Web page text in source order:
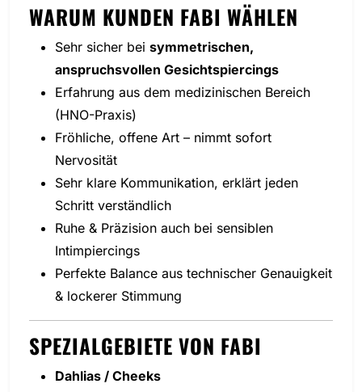
WARUM KUNDEN FABI WÄHLEN
Sehr sicher bei symmetrischen,
anspruchsvollen Gesichtspiercings
Erfahrung aus dem medizinischen Bereich
(HNO-Praxis)
Fröhliche, offene Art – nimmt sofort
Nervosität
Sehr klare Kommunikation, erklärt jeden
Schritt verständlich
Ruhe & Präzision auch bei sensiblen
Intimpiercings
Perfekte Balance aus technischer Genauigkeit
& lockerer Stimmung
SPEZIALGEBIETE VON FABI
Dahlias / Cheeks